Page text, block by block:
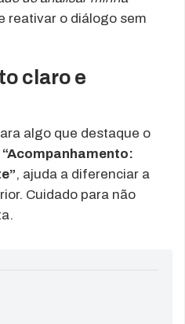
reativar o diálogo sem
claro e
algo que destaque o
“Acompanhamento:
, ajuda a diferenciar a
Cuidado para não